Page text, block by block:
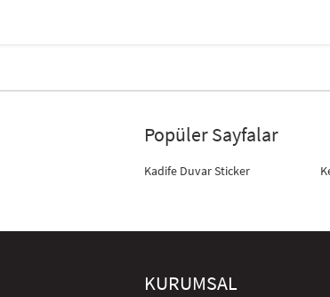
Popüler Sayfalar
Kadife Duvar Sticker
KURUMSAL